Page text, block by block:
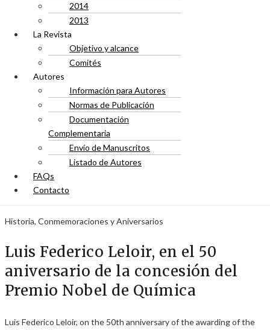
2014
2013
La Revista
Objetivo y alcance
Comités
Autores
Información para Autores
Normas de Publicación
Documentación
Complementaria
Envío de Manuscritos
Listado de Autores
FAQs
Contacto
Historia, Conmemoraciones y Aniversarios
Luis Federico Leloir, en el 50
aniversario de la concesión del
Premio Nobel de Química
Luis Federico Leloir, on the 50th anniversary of the awarding of the